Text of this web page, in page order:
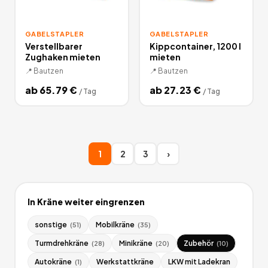
GABELSTAPLER
Verstellbarer
Zughaken mieten
📍 Bautzen
ab65.79€ / Tag
GABELSTAPLER
Kippcontainer, 1200 l
mieten
📍 Bautzen
ab27.23€ / Tag
1 2 3 ›
In Kräneweiter eingrenzen
sonstige (51) Mobilkräne (35)
Turmdrehkräne (28) Minikräne (20) Zubehör (10)
Autokräne (1) Werkstattkräne LKW mit Ladekran